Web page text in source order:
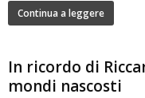
Continua a leggere
In ricordo di
mondi nascosti